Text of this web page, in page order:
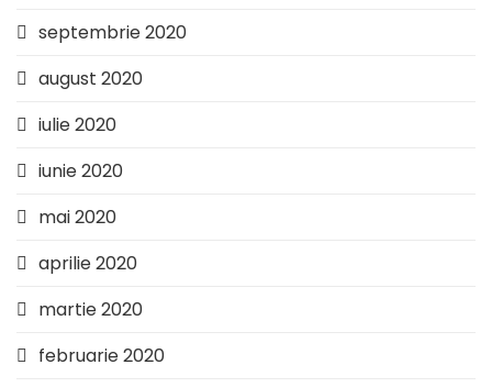
septembrie 2020
august 2020
iulie 2020
iunie 2020
mai 2020
aprilie 2020
martie 2020
februarie 2020